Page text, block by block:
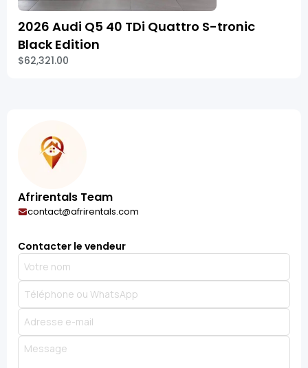
2026 Audi Q5 40 TDi Quattro S-tronic
Black Edition
$62,321.00
Afrirentals Team
contact@afrirentals.com
Contacter le vendeur